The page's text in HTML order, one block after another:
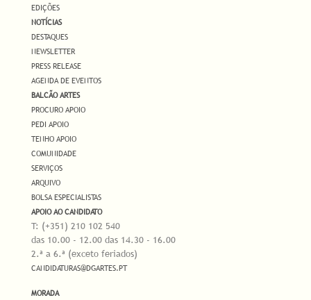
EDIÇÕES
NOTÍCIAS
DESTAQUES
NEWSLETTER
PRESS RELEASE
AGENDA DE EVENTOS
BALCÃO ARTES
PROCURO APOIO
PEDI APOIO
TENHO APOIO
COMUNIDADE
SERVIÇOS
ARQUIVO
BOLSA ESPECIALISTAS
APOIO AO CANDIDATO
T: (+351) 210 102 540
das 10.00 - 12.00 das 14.30 - 16.00
2.ª a 6.ª (exceto feriados)
CANDIDATURAS@DGARTES.PT
MORADA